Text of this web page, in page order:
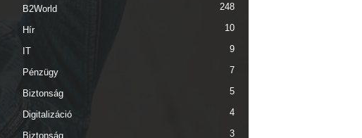
B2World 248
Hír 10
IT 9
Pénzügy 7
Biztonság 5
Digitalizáció 4
Biztonság 3